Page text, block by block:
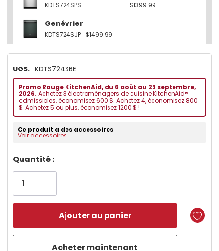
KDTS724SPS $1399.99
Genévrier
KDTS724SJP $1499.99
UGS: KDTS724SBE
Promo Rouge KitchenAid, du 6 aoüt au 23 septembre,
2026. Achetez 3 électroménagers de cuisine KitchenAid®
admissibles, économisez 600 $. Achetez 4, économisez 800
$. Achetez 5 ou plus, économisez 1200 $ !
Ce produit a des accessoires
Voir accessoires
Dépêchez-
vous!
plus
Quantité :